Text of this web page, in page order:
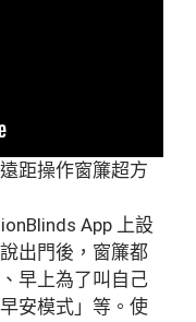
距操作窗簾超方
App 上設
出門後，窗簾都
早上為了叫自己
安模式」等。使